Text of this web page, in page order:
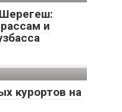
и
курортов на